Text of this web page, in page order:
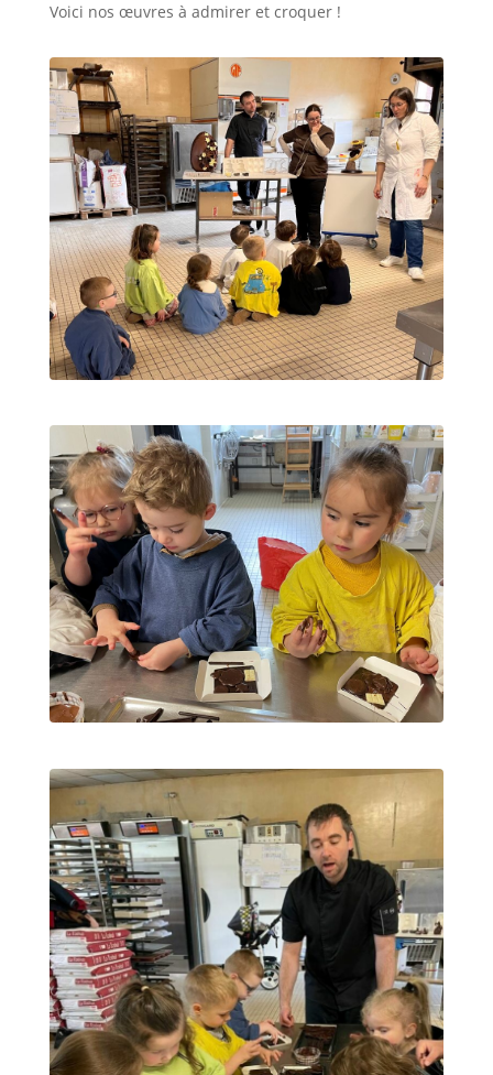
Voici nos œuvres à admirer et croquer !